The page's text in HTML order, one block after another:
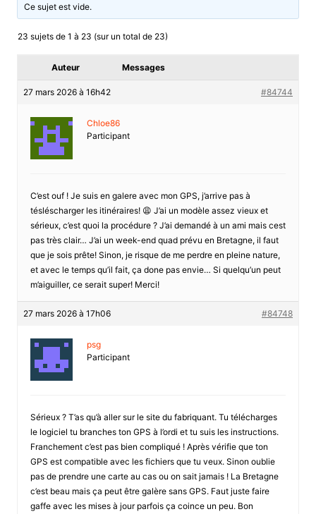
Ce sujet est vide.
23 sujets de 1 à 23 (sur un total de 23)
Auteur Messages
27 mars 2026 à 16h42 #84744
Chloe86
Participant
C’est ouf ! Je suis en galere avec mon GPS, j’arrive pas à
tésléscharger les itinéraires! 😩 J’ai un modèle assez vieux et
sérieux, c’est quoi la procédure ? J’ai demandé à un ami mais cest
pas très clair… J’ai un week-end quad prévu en Bretagne, il faut
que je sois prête! Sinon, je risque de me perdre en pleine nature,
et avec le temps qu’il fait, ça done pas envie… Si quelqu’un peut
m’aiguiller, ce serait super! Merci!
27 mars 2026 à 17h06 #84748
psg
Participant
Sérieux ? T’as qu’à aller sur le site du fabriquant. Tu télécharges
le logiciel tu branches ton GPS à l’ordi et tu suis les instructions.
Franchement c’est pas bien compliqué ! Après vérifie que ton
GPS est compatible avec les fichiers que tu veux. Sinon oublie
pas de prendre une carte au cas ou on sait jamais ! La Bretagne
c’est beau mais ça peut être galère sans GPS. Faut juste faire
gaffe avec les mises à jour parfois ça coince un peu. Bon